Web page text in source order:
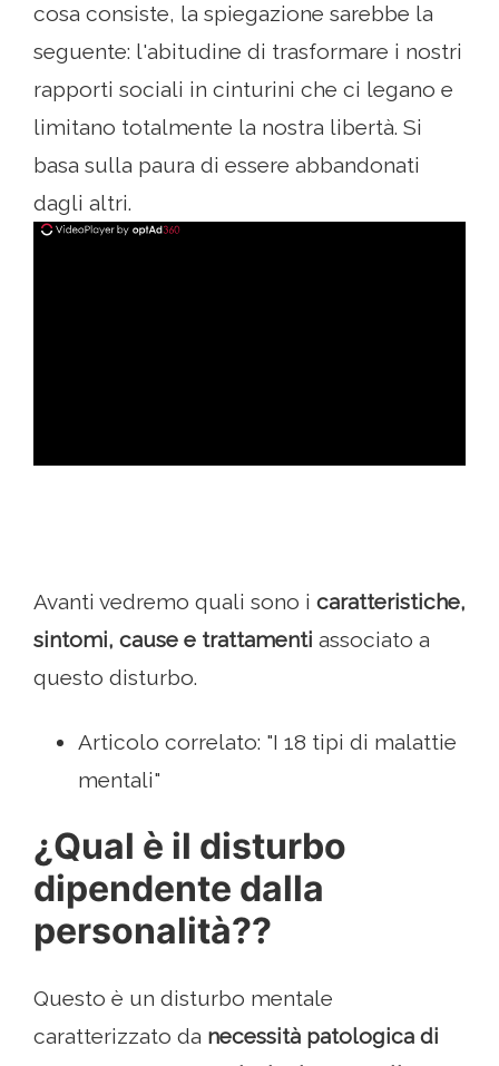
cosa consiste, la spiegazione sarebbe la
seguente: l'abitudine di trasformare i nostri
rapporti sociali in cinturini che ci legano e
limitano totalmente la nostra libertà. Si
basa sulla paura di essere abbandonati
dagli altri.
Avanti vedremo quali sono i caratteristiche,
sintomi, cause e trattamenti associato a
questo disturbo.
Articolo correlato: "I 18 tipi di malattie
mentali"
¿Qual è il disturbo
dipendente dalla
personalità??
Questo è un disturbo mentale
caratterizzato da necessità patologica di